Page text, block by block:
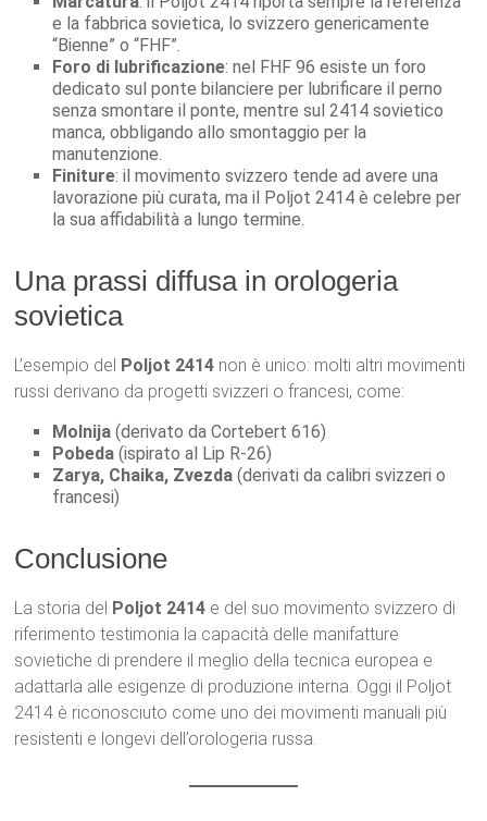
e la fabbrica sovietica, lo svizzero genericamente
“Bienne” o “FHF”.
Foro di lubrificazione: nel FHF 96 esiste un foro
dedicato sul ponte bilanciere per lubrificare il perno
senza smontare il ponte, mentre sul 2414 sovietico
manca, obbligando allo smontaggio per la
manutenzione.
Finiture: il movimento svizzero tende ad avere una
lavorazione più curata, ma il Poljot 2414 è celebre per
la sua affidabilità a lungo termine.
Una prassi diffusa in orologeria
sovietica
L’esempio del Poljot 2414 non è unico: molti altri movimenti
russi derivano da progetti svizzeri o francesi, come:
Molnija (derivato da Cortebert 616)
Pobeda (ispirato al Lip R-26)
Zarya, Chaika, Zvezda (derivati da calibri svizzeri o
francesi)
Conclusione
La storia del Poljot 2414 e del suo movimento svizzero di
riferimento testimonia la capacità delle manifatture
sovietiche di prendere il meglio della tecnica europea e
adattarla alle esigenze di produzione interna. Oggi il Poljot
2414 è riconosciuto come uno dei movimenti manuali più
resistenti e longevi dell’orologeria russa.